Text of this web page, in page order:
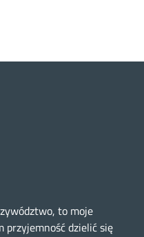
to moje
dzielić się